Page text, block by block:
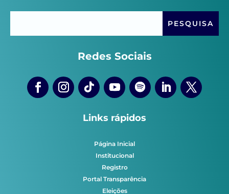
Redes Sociais
Links rápidos
Página Inicial
Institucional
Registro
Portal Transparência
Eleições